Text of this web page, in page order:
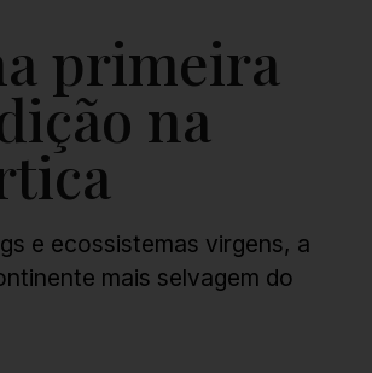
primeira
na
e ecossistemas virgens, a
mais selvagem do